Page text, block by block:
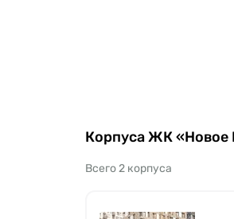
Корпуса ЖК «Новое
Всего 2 корпуса